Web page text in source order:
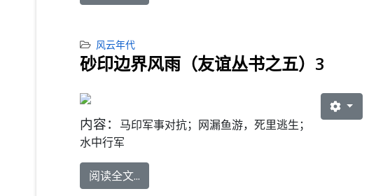
风云年代
砂印边界风雨（友谊丛书之五）3
内容：
马印军事对抗；网漏鱼游，死里逃生；
水中行军
阅读全文...